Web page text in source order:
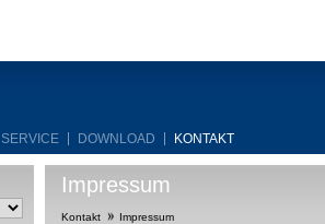
SERVICE DOWNLOAD KONTAKT
Impressum
Kontakt Impressum